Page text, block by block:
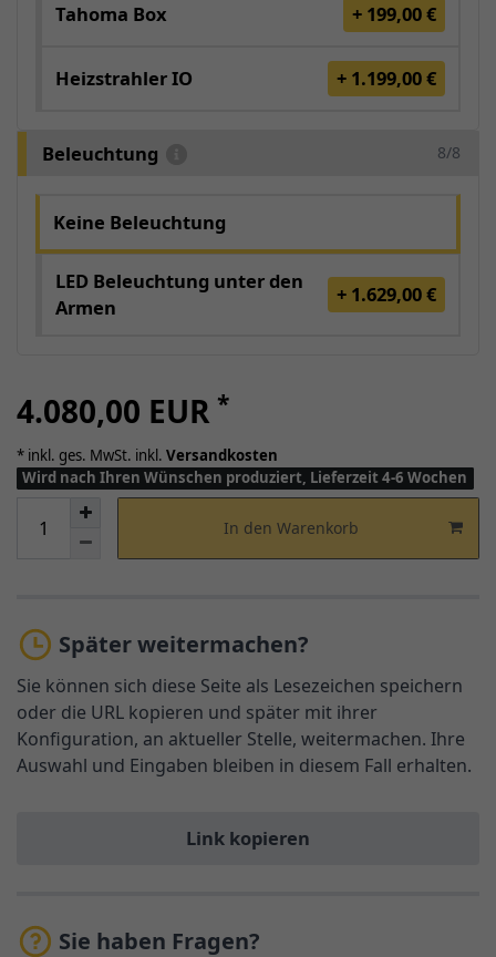
Tahoma Box + 199,00 €
Heizstrahler IO + 1.199,00 €
Beleuchtung 8/8
Keine Beleuchtung
LED Beleuchtung unter den
Armen
+ 1.629,00 €
4.080,00 EUR *
* inkl. ges. MwSt. inkl. Versandkosten
Wird nach Ihren Wünschen produziert, Lieferzeit 4-6 Wochen
In den Warenkorb
Später weitermachen?
Sie können sich diese Seite als Lesezeichen speichern
oder die URL kopieren und später mit ihrer
Konfiguration, an aktueller Stelle, weitermachen. Ihre
Auswahl und Eingaben bleiben in diesem Fall erhalten.
Link kopieren
Sie haben Fragen?